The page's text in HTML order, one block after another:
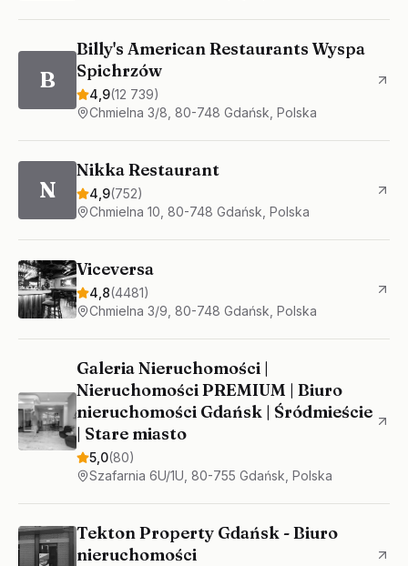
B
Billy's American Restaurants Wyspa
Spichrzów
4,9(12 739)
Chmielna 3/8, 80-748 Gdańsk, Polska
N
Nikka Restaurant
4,9(752)
Chmielna 10, 80-748 Gdańsk, Polska
Viceversa
4,8(4481)
Chmielna 3/9, 80-748 Gdańsk, Polska
Galeria Nieruchomości |
Nieruchomości PREMIUM | Biuro
nieruchomości Gdańsk | Śródmieście
| Stare miasto
5,0(80)
Szafarnia 6U/1U, 80-755 Gdańsk, Polska
Tekton Property Gdańsk - Biuro
nieruchomości